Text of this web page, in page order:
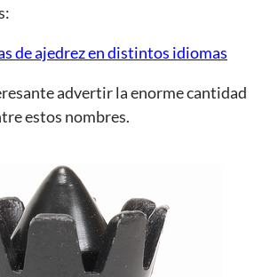
de ajedrez en distintos idiomas
advertir la enorme cantidad
estos nombres.